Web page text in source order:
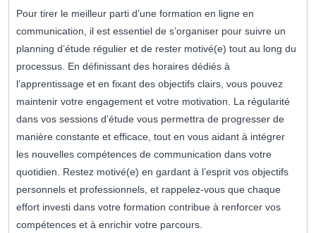
Pour tirer le meilleur parti d’une formation en ligne en
communication, il est essentiel de s’organiser pour suivre un
planning d’étude régulier et de rester motivé(e) tout au long du
processus. En définissant des horaires dédiés à
l’apprentissage et en fixant des objectifs clairs, vous pouvez
maintenir votre engagement et votre motivation. La régularité
dans vos sessions d’étude vous permettra de progresser de
manière constante et efficace, tout en vous aidant à intégrer
les nouvelles compétences de communication dans votre
quotidien. Restez motivé(e) en gardant à l’esprit vos objectifs
personnels et professionnels, et rappelez-vous que chaque
effort investi dans votre formation contribue à renforcer vos
compétences et à enrichir votre parcours.